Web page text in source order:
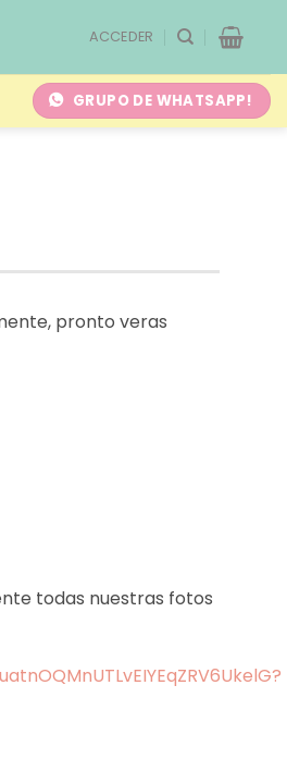
ACCEDER
GRUPO DE WHATSAPP!
pronto veras
todas nuestras fotos